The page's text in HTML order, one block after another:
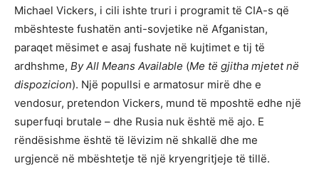
Michael Vickers, i cili ishte truri i programit të CIA-s që
mbështeste fushatën anti-sovjetike në Afganistan,
paraqet mësimet e asaj fushate në kujtimet e tij të
ardhshme, By All Means Available (Me të gjitha mjetet në
dispozicion). Një popullsi e armatosur mirë dhe e
vendosur, pretendon Vickers, mund të mposhtë edhe një
superfuqi brutale – dhe Rusia nuk është më ajo. E
rëndësishme është të lëvizim në shkallë dhe me
urgjencë në mbështetje të një kryengritjeje të tillë.